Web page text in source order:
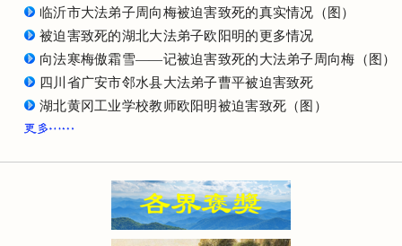
临沂市大法弟子周向梅被迫害致死的真实情况（图）
被迫害致死的湖北大法弟子欧阳明的更多情况
向法寒梅傲霜雪——记被迫害致死的大法弟子周向梅（图）
四川省广安市邻水县大法弟子曹平被迫害致死
湖北黄冈工业学校教师欧阳明被迫害致死（图）